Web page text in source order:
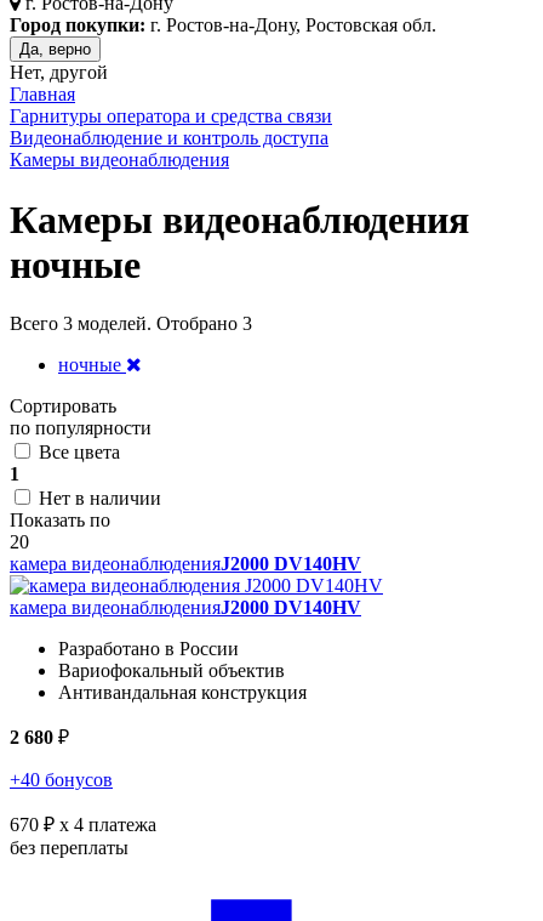
Город покупки: г. Ростов-на-Дону, Ростовская обл.
Да, верно
Нет, другой
Главная
Гарнитуры оператора и средства связи
Видеонаблюдение и контроль доступа
Камеры видеонаблюдения
Камеры видеонаблюдения
ночные
Всего 3 моделей. Отобрано 3
ночные
Сортировать
по популярности
Все цвета
1
Нет в наличии
Показать по
20
камера видеонаблюденияJ2000 DV140HV
камера видеонаблюденияJ2000 DV140HV
Разработано в России
Вариофокальный объектив
Антивандальная конструкция
2 680 ₽
+40 бонусов
670 ₽ x 4 платежа
без переплаты